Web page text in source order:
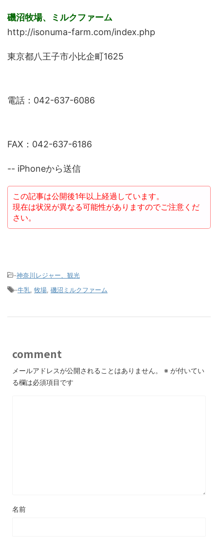
磯沼牧場、ミルクファーム
http://isonuma-farm.com/index.php
東京都八王子市小比企町1625
電話：042-637-6086
FAX：042-637-6186
-- iPhoneから送信
この記事は公開後1年以上経過しています。
現在は状況が異なる可能性がありますのでご注意くだ
さい。
-神奈川レジャー、観光
-牛乳 牧場 磯沼ミルクファーム
comment
メールアドレスが公開されることはありません。 ※ が付いてい
る欄は必須項目です
名前